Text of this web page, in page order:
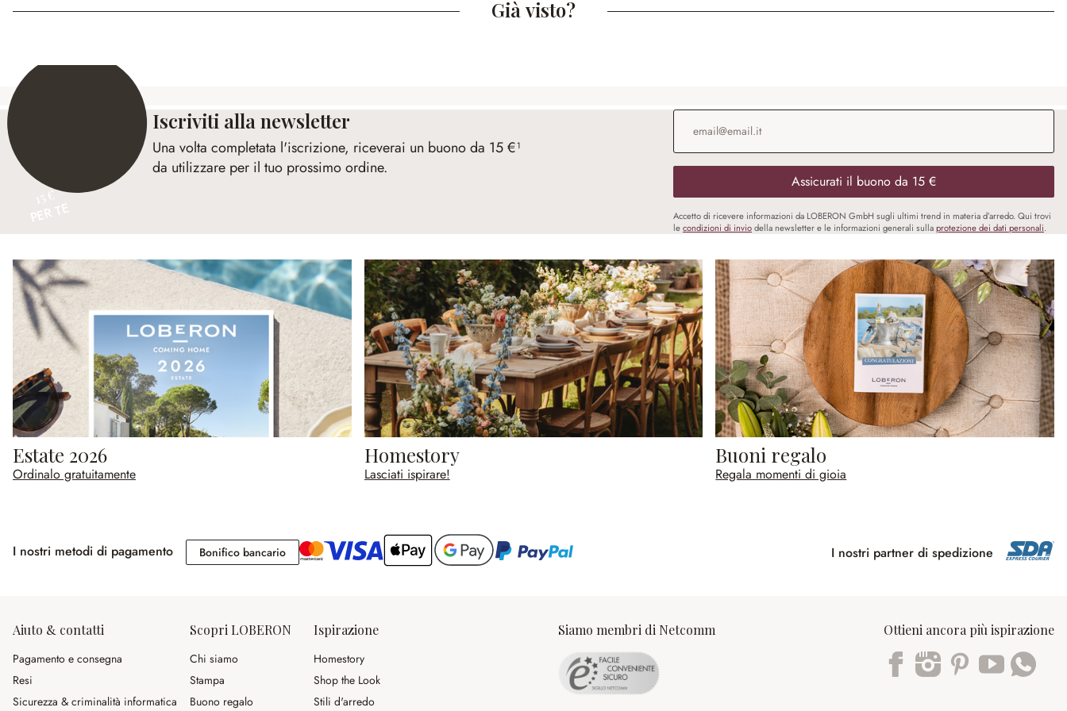
Già visto?
15 €
Iscriviti alla newsletter
Una volta completata l'iscrizione, riceverai un buono da 15 €¹
da utilizzare per il tuo prossimo ordine.
Indirizzo e-mail
Assicurati il buono da 15 €
Accetto di ricevere informazioni da LOBERON GmbH sugli ultimi trend in materia d’arredo. Qui trovi
lecondizioni di inviodella newsletter e le informazioni generali sullaprotezione dei dati personali.
Estate 2026
Ordinalo gratuitamente
Homestory
Lasciati ispirare!
Buoni regalo
Regala momenti di gioia
I nostri metodi di pagamento Bonifico bancarioBonifico bancario I nostri partner di spedizione
Aiuto & contatti
Pagamento e consegna
Resi
Sicurezza & criminalità informatica
Scopri LOBERON
Chi siamo
Stampa
Buono regalo
Ispirazione
Homestory
Shop the Look
Stili d'arredo
Siamo membri di Netcomm Ottieni ancora più ispirazione